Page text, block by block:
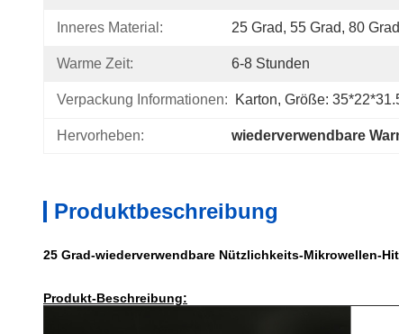
Inneres Material: 25 Grad, 55 Grad, 80
Warme Zeit: 6-8 Stunden
Verpackung Informationen: Karton, Größe:
Hervorheben: wiederverwendbare
Produktbeschreibung
25 Grad-wiederverwendbare Nützlichkeits-Mikrowellen-
Produkt-Beschreibung: